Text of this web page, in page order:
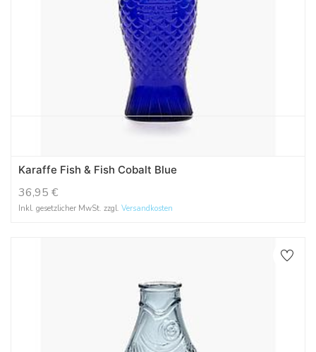
Karaffe Fish & Fish Cobalt Blue
36,95 €
Inkl. gesetzlicher MwSt. zzgl. Versandkosten